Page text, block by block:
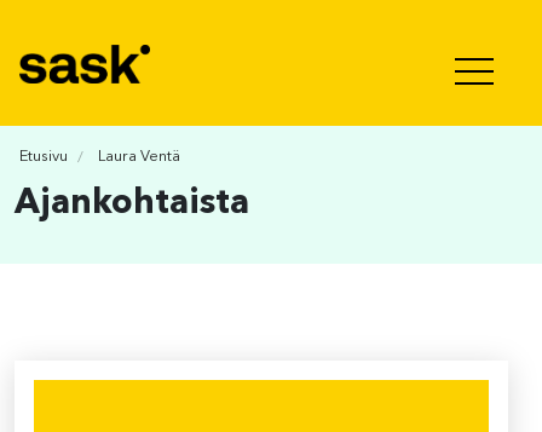
Etusivu Laura Ventä
Ajankohtaista